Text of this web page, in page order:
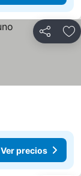
Compartir
Ver precios